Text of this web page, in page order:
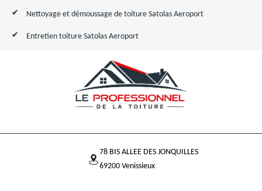
Nettoyage et démoussage de toiture Satolas Aeroport
Entretien toiture Satolas Aeroport
78 BIS ALLEE DES JONQUILLES
69200 Venissieux